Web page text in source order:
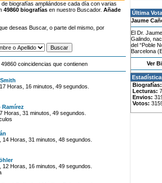
biografías ampliándose cada día con varias
49860 biografías en nuestro Buscador. Añade
deseas Buscar, o parte del mismo, por
coincidencias que contienen
Horas, 16 minutos, 49 segundos.
Horas, 31 minutos, 49 segundos.
Horas, 31 minutos, 48 segundos.
Horas, 16 minutos, 49 segundos.
Última
Jaume
El Dr.
Galindo,
del “Poble
Barcelona
Ver
Biografías:
Lecturas:
Envios:
Votos: